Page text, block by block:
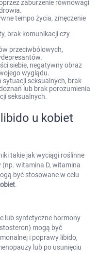
zaburzenie równowagi
tempo życia, zmęczenie
brak komunikacji czy
przeciwbólowych,
siebie, negatywny obraz
wyglądu.
sytuacji seksualnych, brak
lub brak porozumienia
seksualnych.
u kobiet
takie jak wyciągi roślinne
(np. witamina D, witamina
być stosowane w celu
.
lub syntetyczne hormony
mogą być
i poprawy libido,
lub po usunięciu